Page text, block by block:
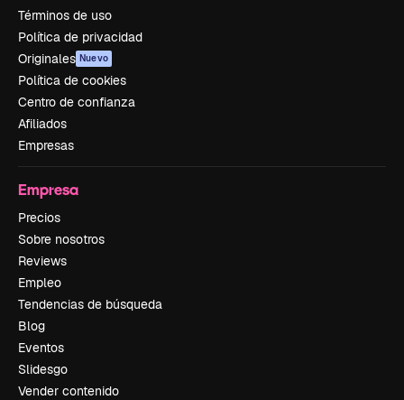
Términos de uso
Política de privacidad
Originales Nuevo
Política de cookies
Centro de confianza
Afiliados
Empresas
Empresa
Precios
Sobre nosotros
Reviews
Empleo
Tendencias de búsqueda
Blog
Eventos
Slidesgo
Vender contenido